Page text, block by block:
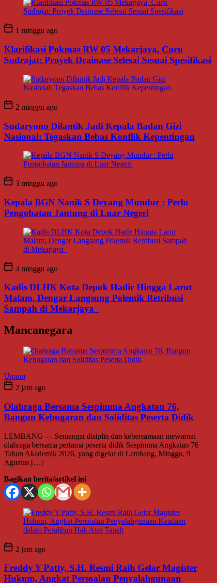
1 minggu ago
Klarifikasi Pokmas RW 05 Mekarjaya, Cucu
Sudrajat: Proyek Drainase Selesai Sesuai Spesifikasi
2 minggu ago
Sudaryono Dilantik Jadi Kepala Badan Gizi
Nasional: Tegaskan Bebas Konflik Kepentingan
3 minggu ago
Kepala BGN Nanik S Deyang Mundur : Perlu
Pengobatan Jantung di Luar Negeri
4 minggu ago
Kadis DLHK Kota Depok Hadir Hingga Larut
Malam, Dengar Langsung Polemik Retribusi
Sampah di Mekarjaya
Mancanegara
Umum
2 jam ago
Olahraga Bersama Sespimma Angkatan 76,
Bangun Kebugaran dan Soliditas Peserta Didik
LEMBANG — Semangat disiplin dan kebersamaan mewarnai
olahraga bersama pertama peserta didik Sespimma Angkatan 76
Tahun Akademik 2026, yang digelar di Lembang, Minggu, 9
Agustus […]
Bagikan berita/artikel ini
2 jam ago
Freddy Y Patty, S.H. Resmi Raih Gelar Magister
Hukum, Angkat Persoalan Penyalahgunaan